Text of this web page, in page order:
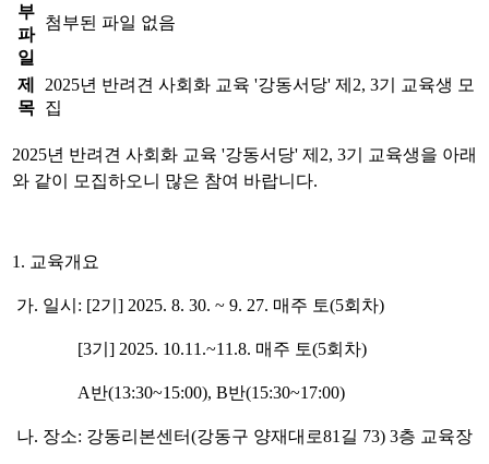
부
파
일
첨부된 파일 없음
제
목
2025년 반려견 사회화 교육 '강동서당' 제2, 3기 교육생 모
집
2025년 반려견 사회화 교육 '강동서당' 제2, 3기 교육생을 아래
와 같이 모집하오니 많은 참여 바랍니다.
1. 교육개요
가. 일시: [2기] 2025. 8. 30. ~ 9. 27. 매주 토(5회차)
[3기] 2025. 10.11.~11.8. 매주 토(5회차)
A반(13:30~15:00), B반(15:30~17:00)
나. 장소: 강동리본센터(강동구 양재대로81길 73) 3층 교육장